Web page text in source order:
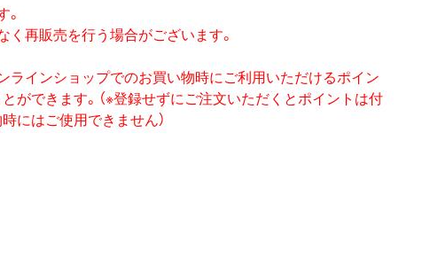
再販売を行う場合がございます。
ラインショップでのお買い物時にご利用いただけるポイン
ができます。（※登録せずにご注文いただくとポイントは付
にはご使用できません）